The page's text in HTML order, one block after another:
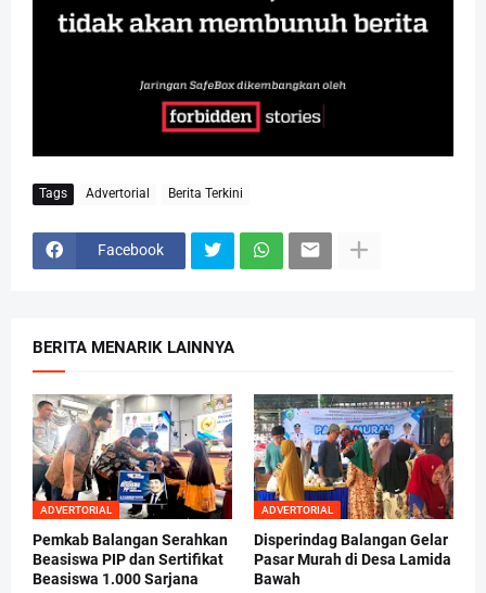
Tags Advertorial Berita Terkini
Facebook
BERITA MENARIK LAINNYA
ADVERTORIAL
Pemkab Balangan Serahkan
Beasiswa PIP dan Sertifikat
Beasiswa 1.000 Sarjana
ADVERTORIAL
Disperindag Balangan Gelar
Pasar Murah di Desa Lamida
Bawah